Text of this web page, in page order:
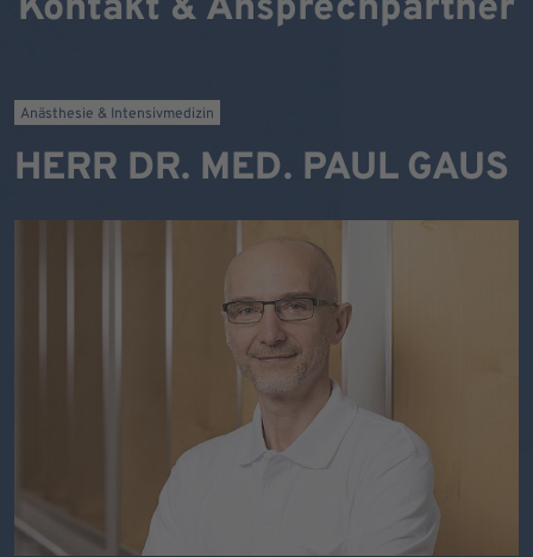
Anästhesie & Intensivmedizin
HERR DR. MED. PAUL GAUS